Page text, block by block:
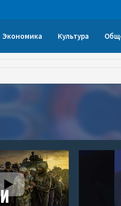
Экономика Культура